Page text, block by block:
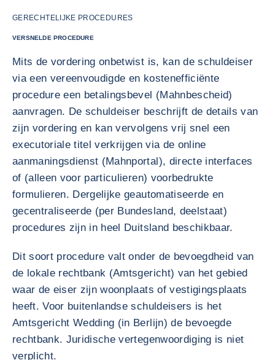
GERECHTELIJKE PROCEDURES
VERSNELDE PROCEDURE
Mits de vordering onbetwist is, kan de schuldeiser
via een vereenvoudigde en kostenefficiënte
procedure een betalingsbevel (Mahnbescheid)
aanvragen. De schuldeiser beschrijft de details van
zijn vordering en kan vervolgens vrij snel een
executoriale titel verkrijgen via de online
aanmaningsdienst (Mahnportal), directe interfaces
of (alleen voor particulieren) voorbedrukte
formulieren. Dergelijke geautomatiseerde en
gecentraliseerde (per Bundesland, deelstaat)
procedures zijn in heel Duitsland beschikbaar.
Dit soort procedure valt onder de bevoegdheid van
de lokale rechtbank (Amtsgericht) van het gebied
waar de eiser zijn woonplaats of vestigingsplaats
heeft. Voor buitenlandse schuldeisers is het
Amtsgericht Wedding (in Berlijn) de bevoegde
rechtbank. Juridische vertegenwoordiging is niet
verplicht.